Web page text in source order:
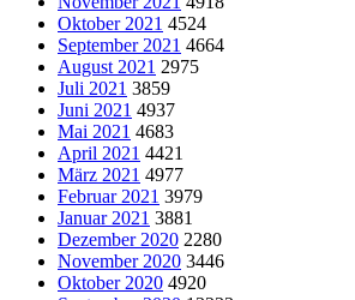
Oktober 2021 4524
September 2021 4664
August 2021 2975
Juli 2021 3859
Juni 2021 4937
Mai 2021 4683
April 2021 4421
März 2021 4977
Februar 2021 3979
Januar 2021 3881
Dezember 2020 2280
November 2020 3446
Oktober 2020 4920